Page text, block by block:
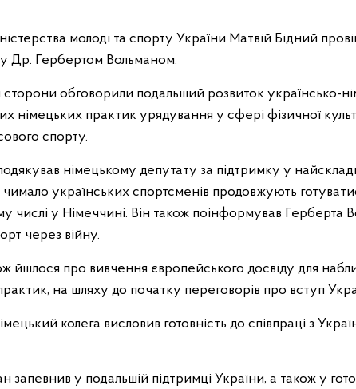
Др. Гербертом Вольманом.
сторони обговорили подальший розвиток українсько-
німецьких практик урядування у сфері фізичної
спорту.
німецькому депутату за підтримку у
українських спортсменів продовжують
числі у Німеччині. Він також поінформував Герберта
через війну.
йшлося про вивчення європейського досвіду для
на шляху до початку переговорів про вступ
колега висловив готовність до співпраці з
запевнив у подальшій підтримці України, а також у